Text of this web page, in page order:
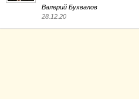
Валерий Бухвалов
28.12.20